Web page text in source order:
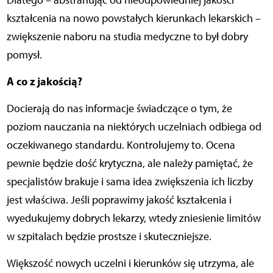
kształcenia na nowo powstałych kierunkach lekarskich –
zwiększenie naboru na studia medyczne to był dobry
pomysł.
A co z jakością?
Docierają do nas informacje świadczące o tym, że
poziom nauczania na niektórych uczelniach odbiega od
oczekiwanego standardu. Kontrolujemy to. Ocena
pewnie będzie dość krytyczna, ale należy pamiętać, że
specjalistów brakuje i sama idea zwiększenia ich liczby
jest właściwa. Jeśli poprawimy jakość kształcenia i
wyedukujemy dobrych lekarzy, wtedy zniesienie limitów
w szpitalach będzie prostsze i skuteczniejsze.
Większość nowych uczelni i kierunków się utrzyma, ale